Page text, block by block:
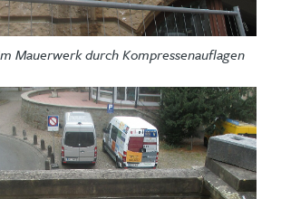
Mauerwerk durch Kompressenauflagen